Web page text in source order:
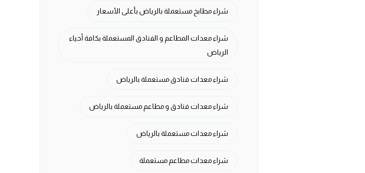
شراء مطابخ مستعملة بالرياض بأعلى الأسعار
شراء معدات المطاعم و الفنادق المستعملة بكافة أحياء
الرياض
شراء معدات فنادق مستعملة بالرياض
شراء معدات فنادق و مطاعم مستعملة بالرياض
شراء معدات مستعملة بالرياض
شراء معدات مطاعم مستعملة